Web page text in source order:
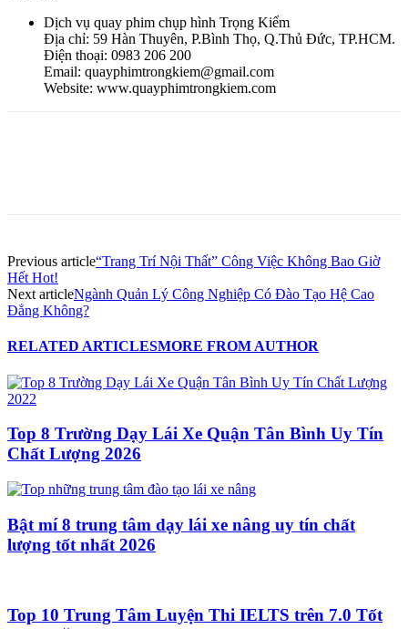
Dịch vụ quay phim chụp hình Trọng Kiểm
Địa chỉ: 59 Hàn Thuyên, P.Bình Thọ, Q.Thủ Đức, TP.HCM.
Điện thoại: 0983 206 200
Email: quayphimtrongkiem@gmail.com
Website: www.quayphimtrongkiem.com
Previous article“Trang Trí Nội Thất” Công Việc Không Bao Giờ
Hết Hot!
Next articleNgành Quản Lý Công Nghiệp Có Đào Tạo Hệ Cao
Đẳng Không?
RELATED ARTICLESMORE FROM AUTHOR
Top 8 Trường Dạy Lái Xe Quận Tân Bình Uy Tín
Chất Lượng 2026
Bật mí 8 trung tâm dạy lái xe nâng uy tín chất
lượng tốt nhất 2026
Top 10 Trung Tâm Luyện Thi IELTS trên 7.0 Tốt